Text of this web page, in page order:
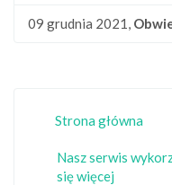
09 grudnia 2021,
Strona główna
Nasz serwis
się więcej